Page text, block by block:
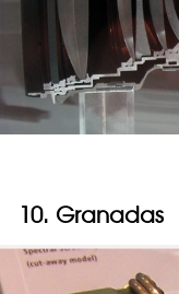
10. Granadas